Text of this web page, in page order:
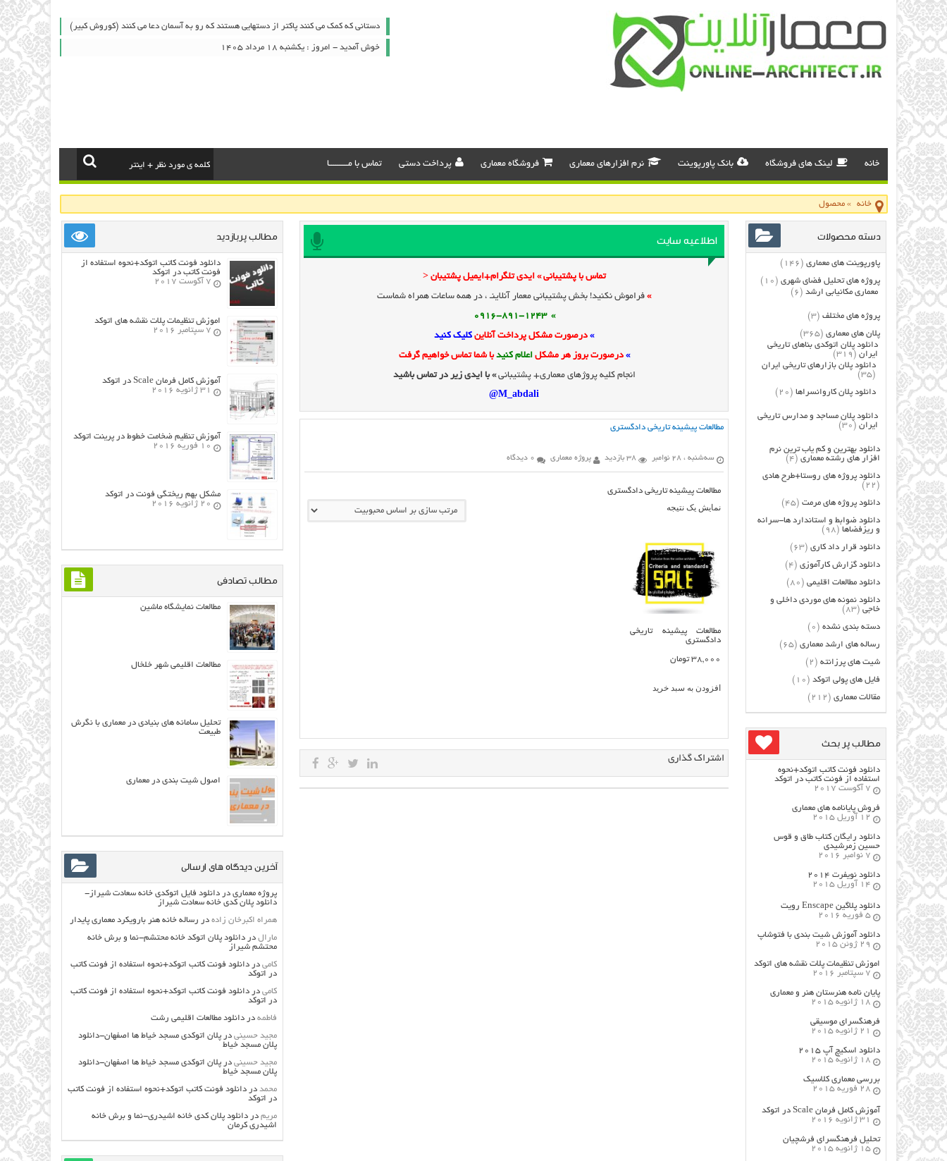
دستانی که کمک می کنند پاکتر از دستهایی هستند که رو به آسمان دعا می کنند (کوروش کبیر)
خوش آمدید - امروز : یکشنبه ۱۸ مرداد ۱۴۰۵
خانه لینک های فروشگاه بانک پاورپوینت نرم افزارهای معماری فروشگاه معماری پرداخت دستی تماس با مـــــــــا
خانه »محصول
اطلاعیه سایت
تماس با پشتیبانی » ایدی تلگرام+ایمیل پشتیبان <
» فراموش نکنید! بخش پشتیبانی معمار آنلاینـ ، در همه ساعات همراه شماست
» 0916-891-1243
»درصورت مشکل پرداخت آنلاین کلیک کنید
» درصورت بروز هر مشکلاعلام کنیدبا شما تماس خواهیم گرفت
انجام کلیه پروژهای معماری+ پشتیبانی» با ایدی زیر در تماس باشید
M_abdali@
مطالعات پیشینه تاریخی دادگستری
سه‌شنبه ، 28 نوامبر 38 بازدید پروژه معماری 0 دیدگاه
مطالعات پیشینه تاریخی دادگستری
نمایش یک نتیجه
مطالعات پیشینه تاریخی
دادگستری
38,000 تومان
افزودن به سبد خرید
اشتراک گذاری
دسته محصولات
پاورپوینت های معماری (146)
پروژه های تحلیل فضای شهری (10)
معماری مکانیابی ارشد (6)
پروژه های مختلف (3)
پلان های معماری (365)
دانلود پلان اتوکدی بناهای تاریخی
ایران (319)
دانلود پلان بازارهای تاریخی ایران
(35)
دانلود پلان کاروانسراها (20)
دانلود پلان مساجد و مدارس تاریخی
ایران (30)
دانلود بهترین و کم یاب ترین نرم
افزار های رشته معماری (4)
دانلود پروژه های روستا+طرح هادی
(22)
دانلود پروژه های مرمت (45)
دانلود ضوابط و استاندارد ها-سرانه
و ریزفضاها (98)
دانلود قرار داد کاری (63)
دانلود گزارش کارآموزی (4)
دانلود مطالعات اقلیمی (80)
دانلود نمونه های موردی داخلی و
خاجی (83)
دسته بندی نشده (0)
رساله های ارشد معماری (65)
شیت های پرزانته (2)
فایل های پولی اتوکد (10)
مقالات معماری (212)
مطالب پر بحث
دانلود فونت کاتب اتوکد+نحوه
استفاده از فونت کاتب در اتوکد
7 آگوست 2017
فروش پایانامه های معماری
12 آوریل 2015
دانلود رایگان کتاب طاق و قوس
حسین زمرشیدی
7 نوامبر 2016
دانلود نویفرت ۲۰۱۴
14 آوریل 2015
دانلود پلاگین Enscape رویت
5 فوریه 2016
دانلود آموزش شیت بندی با فتوشاپ
29 ژوئن 2015
اموزش تنظیمات پلات نقشه های اتوکد
7 سپتامبر 2016
پایان نامه هنرستان هنر و معماري
18 ژانویه 2015
فرهنگسراي موسيقي
21 ژانویه 2015
دانلود اسکیچ آپ ۲۰۱۵
18 ژانویه 2015
بررسی معماری کلاسیک
28 فوریه 2015
آموزش کامل فرمان Scale در اتوکد
31 ژانویه 2016
تحلیل فرهنگسرای فرشچیان
15 ژانویه 2015
مطالب پربازدید
دانلود فونت کاتب اتوکد+نحوه استفاده از
فونت کاتب در اتوکد
7 آگوست 2017
اموزش تنظیمات پلات نقشه های اتوکد
7 سپتامبر 2016
آموزش کامل فرمان Scale در اتوکد
31 ژانویه 2016
آموزش تنظیم ضخامت خطوط در پرینت اتوکد
10 فوریه 2016
مشکل بهم ریختگی فونت در اتوکد
20 ژانویه 2016
مطالب تصادفی
مطالعات نمایشگاه ماشین
مطالعات اقلیمی شهر خلخال
تحلیل سامانه هاي بنيادي در معماري با نگرش
طبيعت
اصول شیت بندی در معماری
آخرین دیدگاه های ارسالی
پروژه معماری دردانلود فایل اتوکدی خانه سعادت شیراز-
دانلود پلان کدی خانه سعادت شیراز
همراه اکبرخان زاده در رساله خانه هنر بارویکرد معماری پایدار
مارال دردانلود پلان اتوکد خانه محتشم-نما و برش خانه
محتشم شیراز
کامی دردانلود فونت کاتب اتوکد+نحوه استفاده از فونت کاتب
در اتوکد
کامی دردانلود فونت کاتب اتوکد+نحوه استفاده از فونت کاتب
در اتوکد
فاطمه دردانلود مطالعات اقليمي رشت
مجید حسینی درپلان اتوکدی مسجد خیاط ها اصفهان-دانلود
پلان مسجد خیاط
مجید حسینی درپلان اتوکدی مسجد خیاط ها اصفهان-دانلود
پلان مسجد خیاط
محمد دردانلود فونت کاتب اتوکد+نحوه استفاده از فونت کاتب
در اتوکد
مریم دردانلود پلان کدی خانه اشیدری-نما و برش خانه
اشیدری کرمان